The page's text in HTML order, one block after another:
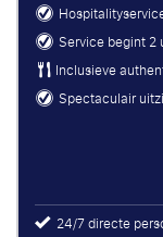
Service begint 2
Inclusieve
Spectaculair
24/7 directe